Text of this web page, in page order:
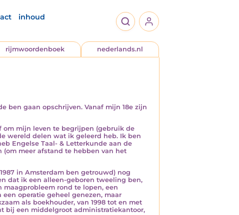
inhoud
rijmwoordenboek nederlands.nl
ben gaan opschrijven. Vanaf mijn 18e zijn
om mijn leven te begrijpen (gebruik de
wereld delen wat ik geleerd heb. Ik ben
Engelse Taal- & Letterkunde aan de
(om meer afstand te hebben van het
in Amsterdam ben getrouwd) nog
dat ik een alleen-geboren tweeling ben,
rond te lopen, een
operatie geheel genezen, maar
als boekhouder, van 1998 tot en met
bij een middelgroot administratiekantoor,